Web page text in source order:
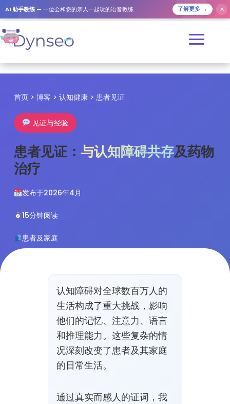
AI 助手教练 — 一位会和您的亲人一起玩的语音教练 了解更多 → ✕
首页 > 博客 > 认知健康 > 患者见证
见证与经验
患者见证： 与认知障碍共存及药物
治疗
发布于2026年4月
15分钟阅读
患者及家庭
认知障碍对全球数百万人的
生活构成了重大挑战，影响
他们的记忆、注意力、语言
和推理能力。这些复杂的情
况深刻改变了患者及其家庭
的日常生活。
通过真实而感人的证词，我